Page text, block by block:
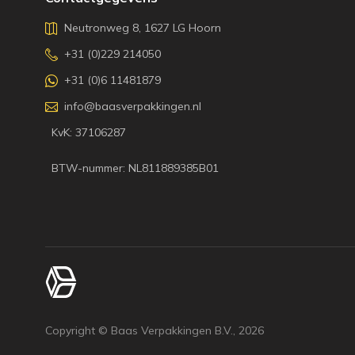
Neutronweg 8, 1627 LG Hoorn
+31 (0)229 214050
+31 (0)6 11481879
info@baasverpakkingen.nl
KvK: 37106287
BTW-nummer: NL811889385B01
Copyright © Baas Verpakkingen B.V., 2026